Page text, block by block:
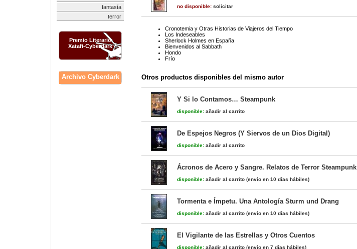
fantasía
terror
Premio Literario
Xatafi-Cyberdark
Archivo Cyberdark
no disponible: solicitar
Cronotemia y Otras Historias de Viajeros del Tiempo
Los Indeseables
Sherlock Holmes en España
Bienvenidos al Sabbath
Hondo
Frío
Otros productos disponibles del mismo autor
Y Si lo Contamos… Steampunk
disponible: añadir al carrito
De Espejos Negros (Y Siervos de un Dios Digital)
disponible: añadir al carrito
Ácronos de Acero y Sangre. Relatos de Terror Steampunk
disponible: añadir al carrito (envío en 10 días hábiles)
Tormenta e Ímpetu. Una Antología Sturm und Drang
disponible: añadir al carrito (envío en 10 días hábiles)
El Vigilante de las Estrellas y Otros Cuentos
disponible: añadir al carrito (envío en 7 días hábiles)